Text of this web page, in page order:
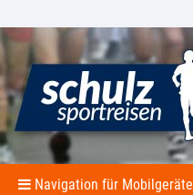
Navigation für Mobilgeräte